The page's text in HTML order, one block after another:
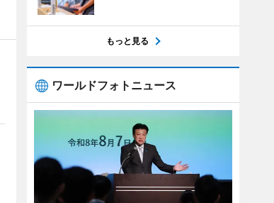
もっと見る
ワールドフォトニュース